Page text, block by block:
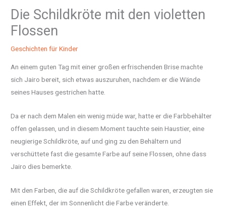
Die Schildkröte mit den violetten
Flossen
Geschichten für Kinder
An einem guten Tag mit einer großen erfrischenden Brise machte
sich Jairo bereit, sich etwas auszuruhen, nachdem er die Wände
seines Hauses gestrichen hatte.
Da er nach dem Malen ein wenig müde war, hatte er die Farbbehälter
offen gelassen, und in diesem Moment tauchte sein Haustier, eine
neugierige Schildkröte, auf und ging zu den Behältern und
verschüttete fast die gesamte Farbe auf seine Flossen, ohne dass
Jairo dies bemerkte.
Mit den Farben, die auf die Schildkröte gefallen waren, erzeugten sie
einen Effekt, der im Sonnenlicht die Farbe veränderte.